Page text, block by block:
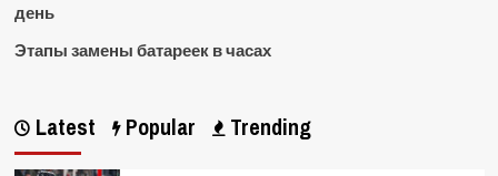
день
Этапы замены батареек в часах
Latest Popular Trending